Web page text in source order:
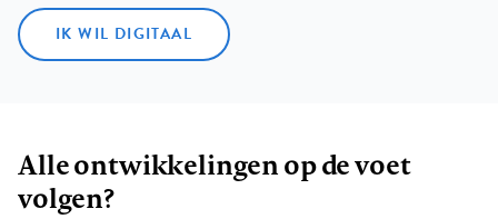
IK WIL DIGITAAL
Alle ontwikkelingen op de voet
volgen?